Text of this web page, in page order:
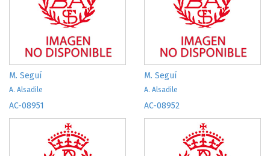
M. Seguí
A. Alsadile
M. Seguí
A. Alsadile
AC-08951 AC-08952